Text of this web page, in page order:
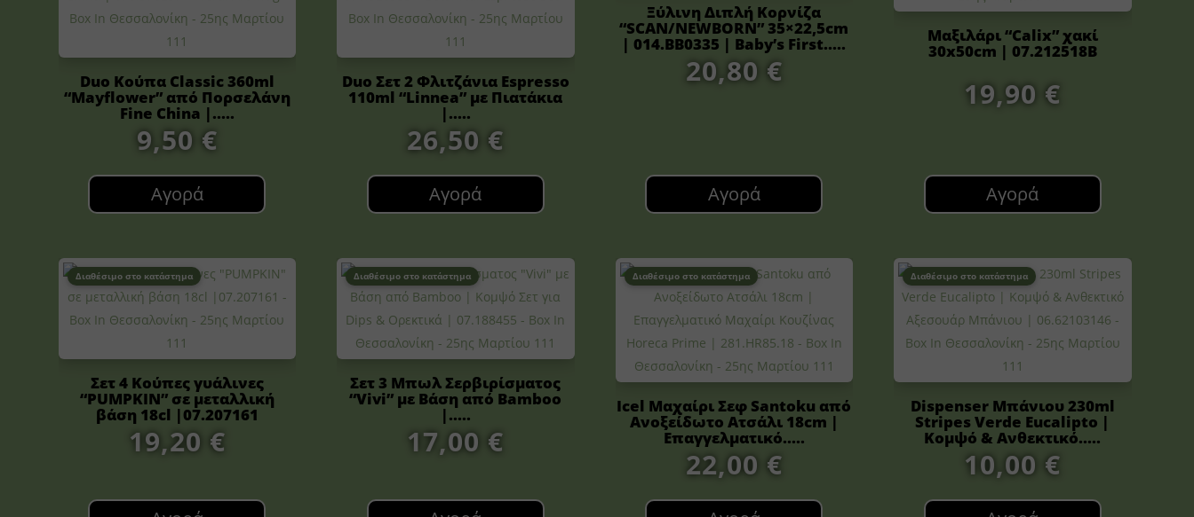
Duo Κούπα Classic 360ml
“Mayflower” από Πορσελάνη
Fine China |.....
9,50 €
Αγορά
Duo Σετ 2 Φλιτζάνια Espresso
110ml “Linnea” με Πιατάκια
|.....
26,50 €
Αγορά
Ξύλινη Διπλή Κορνίζα
“SCAN/NEWBORN” 35×22,5cm
| 014.BB0335 | Baby’s First.....
20,80 €
Αγορά
Μαξιλάρι “Calix” χακί
30x50cm | 07.212518B
19,90 €
Αγορά
Διαθέσιμο στο κατάστημα
Σετ 4 Κούπες γυάλινες
“PUMPKIN” σε μεταλλική
βάση 18cl |07.207161
19,20 €
Διαθέσιμο στο κατάστημα
Σετ 3 Μπωλ Σερβιρίσματος
“Vivi” με Βάση από Bamboo
|.....
17,00 €
Διαθέσιμο στο κατάστημα
Icel Μαχαίρι Σεφ Santoku από
Ανοξείδωτο Ατσάλι 18cm |
Επαγγελματικό.....
22,00 €
Διαθέσιμο στο κατάστημα
Dispenser Μπάνιου 230ml
Stripes Verde Eucalipto |
Κομψό & Ανθεκτικό.....
10,00 €